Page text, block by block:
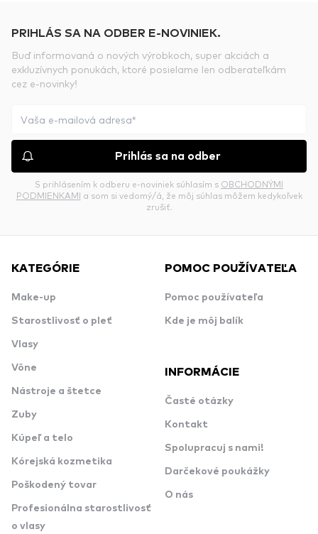
PRIHLÁS SA NA ODBER E-NOVINIEK.
Buď informovaná o nových výrobkoch, super akciách a
exkluzívnych ponukách, ktoré posielame len odberateľkám
cez e-novinky!
Prihlás sa na odber
S prihlásením k odberu e-noviniek súhlasím s OBCHODNÝMI
PODMIENKAMI a som si vedomý/á, že môj súhlas môžem kedykoľvek
zrušiť.
KATEGÓRIE
Make-up
Starostlivosť o pleť
Vlasy
Vône
Nástroje a štetce
Zuby
Kúpeľ a telo
Kórejská kozmetika
Poškodený tovar
Profesionálna starostlivosť
o vlasy
POMOC POUŽÍVATEĽA
Pomoc používateľa
Kde je môj balík
INFORMÁCIE
Časté otázky
Kontakt
Spolupracuj s nami!
Darčekové poukážky
O nás